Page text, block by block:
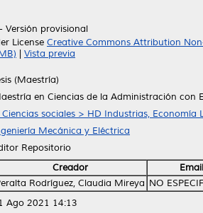
Versión provisional
License Creative Commons Attribution
Vista previa
(Maestría)
en Ciencias de la Administración con
Ciencias sociales > HD Industrias, Economía
Mecánica y Eléctrica
Repositorio
Creador
Email
Rodríguez, Claudia Mireya NO
Ago 2021 14:13